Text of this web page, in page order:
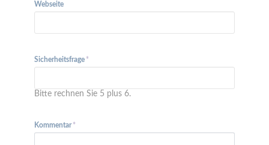
Webseite
Pflichtfeld
Sicherheitsfrage *
Bitte rechnen Sie 5 plus 6.
Pflichtfeld
Kommentar *